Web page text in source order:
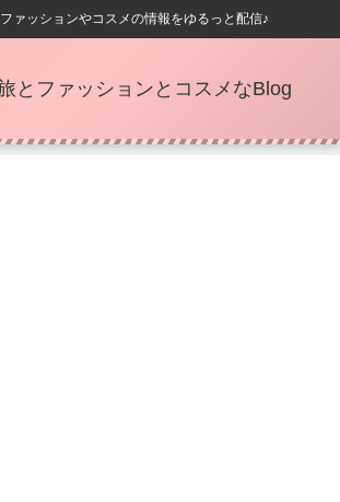
ァッションやコスメの情報をゆるっと配信♪
とファッションとコスメなBlog